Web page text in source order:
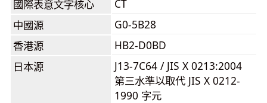
國際表意文字核心
CT
中國源
G0-5B28
香港源
HB2-D0BD
日本源
J13-7C64 / JIS X 0213:2004
第三水準以取代 JIS X 0212-
1990 字元